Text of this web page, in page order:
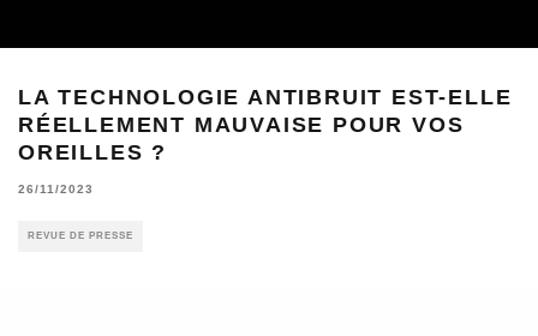
LA TECHNOLOGIE ANTIBRUIT EST-ELLE
RÉELLEMENT MAUVAISE POUR VOS
OREILLES ?
26/11/2023
REVUE DE PRESSE